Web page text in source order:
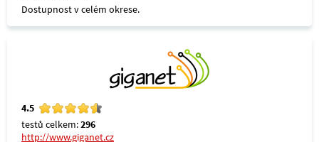
Dostupnost v celém okrese.
4.5
testů celkem:296
http://www.giganet.cz